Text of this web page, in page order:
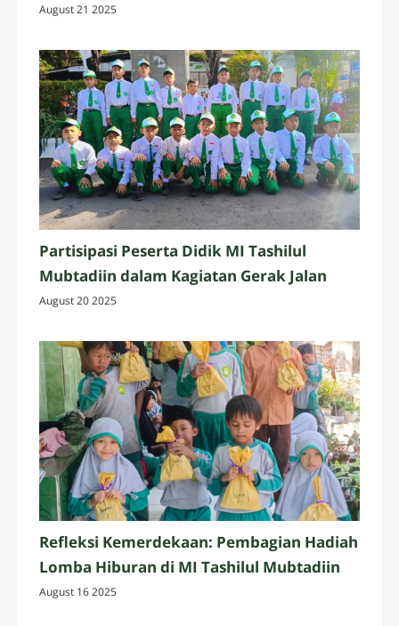
August 21 2025
Partisipasi Peserta Didik MI Tashilul
Mubtadiin dalam Kagiatan Gerak Jalan
August 20 2025
Refleksi Kemerdekaan: Pembagian Hadiah
Lomba Hiburan di MI Tashilul Mubtadiin
August 16 2025